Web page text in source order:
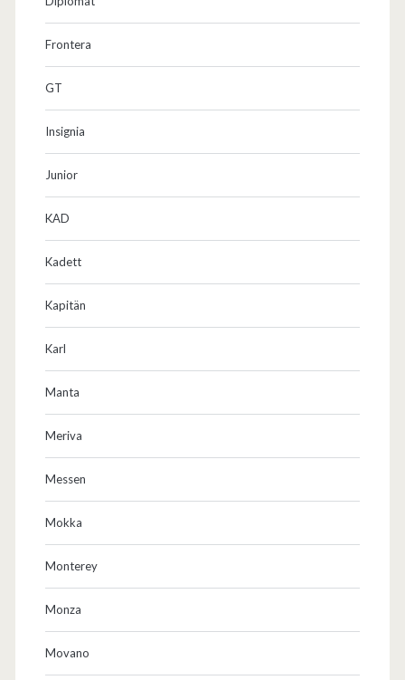
Frontera
GT
Insignia
Junior
KAD
Kadett
Kapitän
Karl
Manta
Meriva
Messen
Mokka
Monterey
Monza
Movano